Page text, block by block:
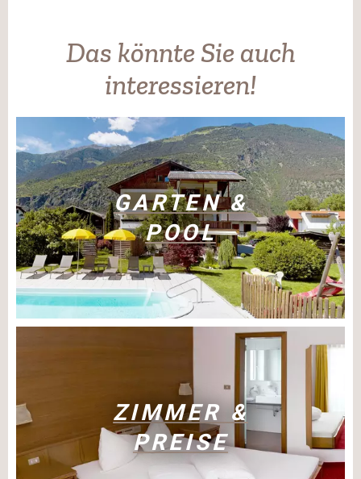
Das könnte Sie auch
interessieren!
GARTEN &
POOL
ZIMMER &
PREISE